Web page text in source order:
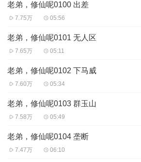
老弟，修仙呢0100 出差
7.75万 05:56
老弟，修仙呢0101 无人区
7.65万 05:11
老弟，修仙呢0102 下马威
7.60万 05:34
老弟，修仙呢0103 群玉山
7.58万 05:49
老弟，修仙呢0104 垄断
7.47万 06:10